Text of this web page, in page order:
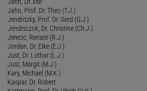
Jahn, Prof. Dr. Theo (T.J.)
Jendritzky, Prof. Dr. Gerd (G.J.)
Jendrsczok, Dr. Christine (Ch.J.)
Jerecic, Renate (R.J.)
Jordan, Dr. Elke (E.J.)
Just, Dr. Lothar (L.J.)
Just, Margit (M.J.)
Kary, Michael (M.K.)
Kaspar, Dr. Robert